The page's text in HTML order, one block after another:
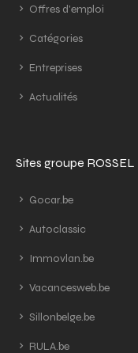
Offres d'emploi
Catégories
Entreprises
Actualités
Sites groupe ROSSEL
Gocar.be
Autoclassic
Immovlan.be
Vacancesweb.be
Sillonbelge.be
RULA.be